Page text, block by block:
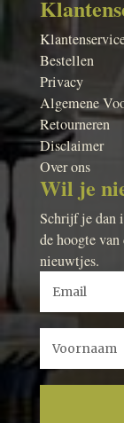
Bestellen
Privacy
Algemene
Retourneren
Disclaimer
Over ons
Wil je
Schrijf je dan
de hoogte
nieuwtjes.